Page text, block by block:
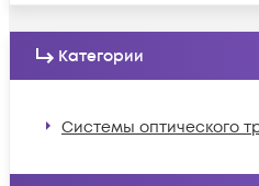
Категории
Системы оптического